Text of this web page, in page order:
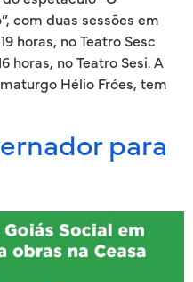
com duas sessões em
horas, no Teatro Sesc
horas, no Teatro Sesi. A
Hélio Fróes, tem
para